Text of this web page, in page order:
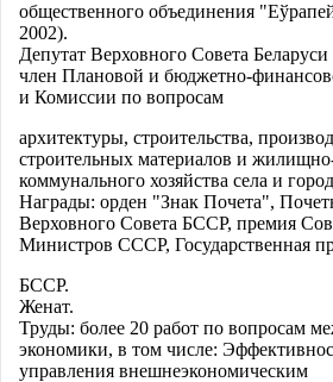
общественного объединения
2002).
Депутат Верховного Совета
член Плановой и бюджетно-
и Комиссии по вопросам
архитектуры, строительства,
строительных материалов и
коммунального хозяйства села и
Награды: орден "Знак Почета",
Верховного Совета БССР, премия
Министров СССР, Государственная
БССР.
Женат.
Труды: более 20 работ по вопросам
экономики, в том числе:
управления внешнеэкономическим